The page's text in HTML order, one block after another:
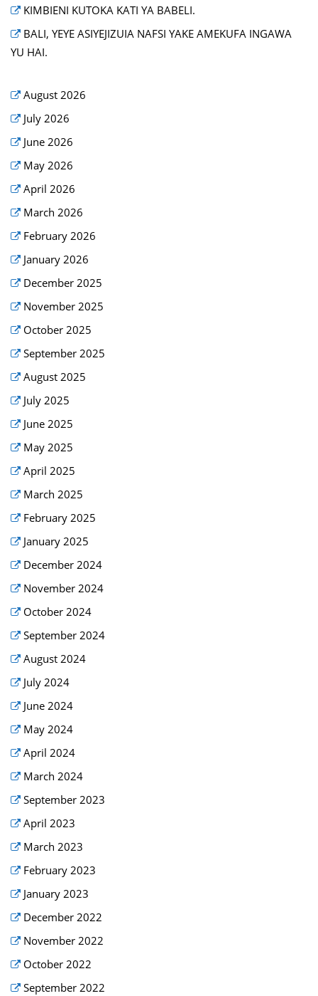
KIMBIENI KUTOKA KATI YA BABELI.
BALI, YEYE ASIYEJIZUIA NAFSI YAKE AMEKUFA INGAWA
YU HAI.
August 2026
July 2026
June 2026
May 2026
April 2026
March 2026
February 2026
January 2026
December 2025
November 2025
October 2025
September 2025
August 2025
July 2025
June 2025
May 2025
April 2025
March 2025
February 2025
January 2025
December 2024
November 2024
October 2024
September 2024
August 2024
July 2024
June 2024
May 2024
April 2024
March 2024
September 2023
April 2023
March 2023
February 2023
January 2023
December 2022
November 2022
October 2022
September 2022